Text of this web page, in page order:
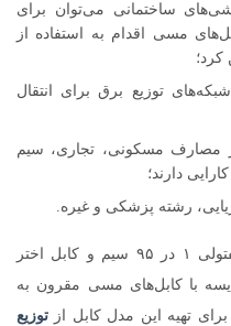
ساختمانی می‌توان برای
مسی اقدام به استفاده از
کرد؛
توزیع برق برای انتقال
مصارف مسکونی، تجاری، سیم
دارند؛
رشته پزشکی و غیره.
در یک نگاه کلی به کابل آلومینیوم مفتولی ۱ در ۹۵ سیم و کابل اختر
با کابل‌های مسی مقرون به
تهیه این مدل کابل از توزیع